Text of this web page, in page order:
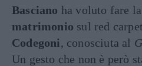
Basciano ha voluto fare
matrimonio sul red
Codegoni, conosciuta al
Un gesto che non è però